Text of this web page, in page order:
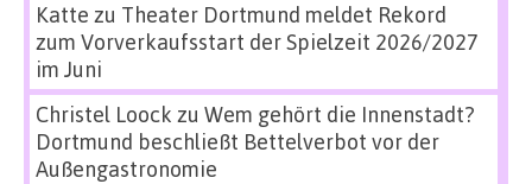
Katte zu Theater Dortmund meldet Rekord
zum Vorverkaufsstart der Spielzeit 2026/2027
im Juni
Christel Loock zu Wem gehört die Innenstadt?
Dortmund beschließt Bettelverbot vor der
Außengastronomie